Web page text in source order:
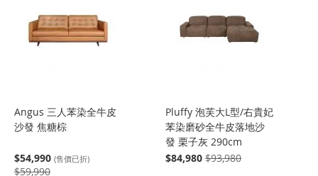
Angus 三人苯染全牛皮
沙發 焦糖棕
$54,990 (售價已折)
$59,990
Pluffy 泡芙大L型/右貴妃
苯染磨砂全牛皮落地沙
發 栗子灰 290cm
$84,980 $93,980